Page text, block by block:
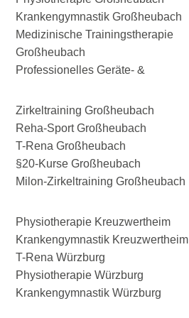
Krankengymnastik Großheubach
Medizinische Trainingstherapie
Großheubach
Professionelles Geräte- &
Zirkeltraining Großheubach
Reha-Sport Großheubach
T-Rena Großheubach
§20-Kurse Großheubach
Milon-Zirkeltraining Großheubach
Physiotherapie Kreuzwertheim
Krankengymnastik Kreuzwertheim
T-Rena Würzburg
Physiotherapie Würzburg
Krankengymnastik Würzburg